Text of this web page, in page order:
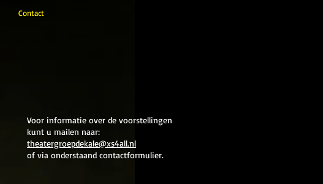
Contact
Voor informatie over de voorstellingen
kunt u mailen naar:
theatergroepdekale@xs4all.nl
of via onderstaand contactformulier.